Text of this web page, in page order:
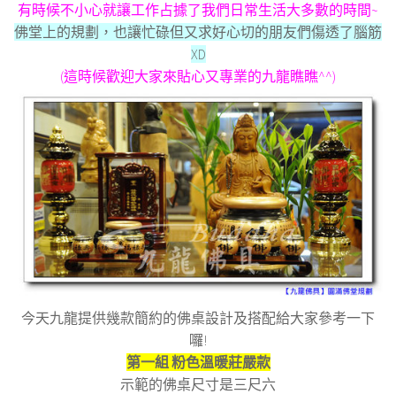
有時候不小心就讓工作占據了我們日常生活大多數的時間~
佛堂上的規劃，也讓忙碌但又求好心切的朋友們傷透了腦筋
XD
(這時候歡迎大家來貼心又專業的九龍瞧瞧^^)
今天九龍提供幾款簡約的佛桌設計及搭配給大家參考一下
囉!
第一組 粉色溫暖莊嚴款
示範的佛桌尺寸是三尺六